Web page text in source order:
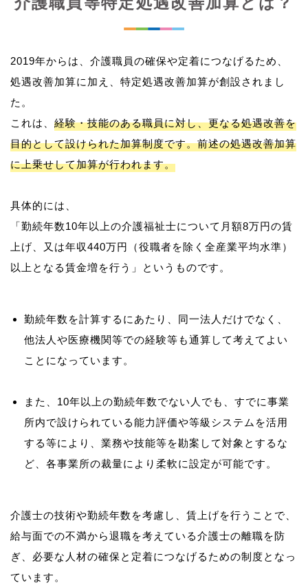
2019年からは、介護職員の確保や定着につなげるため、
処遇改善加算に加え、特定処遇改善加算が創設されまし
た。
これは、 経験・技能のある職員に対し、更なる処遇改善を
目的として設けられた加算制度です。前述の処遇改善加算
に上乗せして加算が行われます。
具体的には、
「勤続年数10年以上の介護福祉士について月額8万円の賃
上げ、又は年収440万円（役職者を除く全産業平均水準）
勤続年数を計算するにあたり、同一法人だけでなく、
他法人や医療機関等での経験等も通算して考えてよい
ことになっています。
また、10年以上の勤続年数でない人でも、すでに事業
所内で設けられている能力評価や等級システムを活用
する等により、業務や技能等を勘案して対象とするな
ど、各事業所の裁量により柔軟に設定が可能です。
介護士の技術や勤続年数を考慮し、賃上げを行うことで、
給与面での不満から退職を考えている介護士の離職を防
ぎ、必要な人材の確保と定着につなげるための制度となっ
ています。